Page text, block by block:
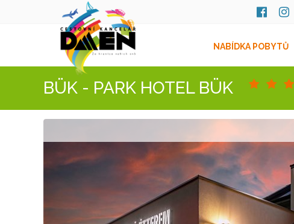
NABÍDKA POBYTŮ
BÜK - PARK HOTEL BÜK